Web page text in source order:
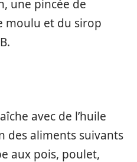
une pincée de
moulu et du sirop
avec de l’huile
des aliments suivants
aux pois, poulet,